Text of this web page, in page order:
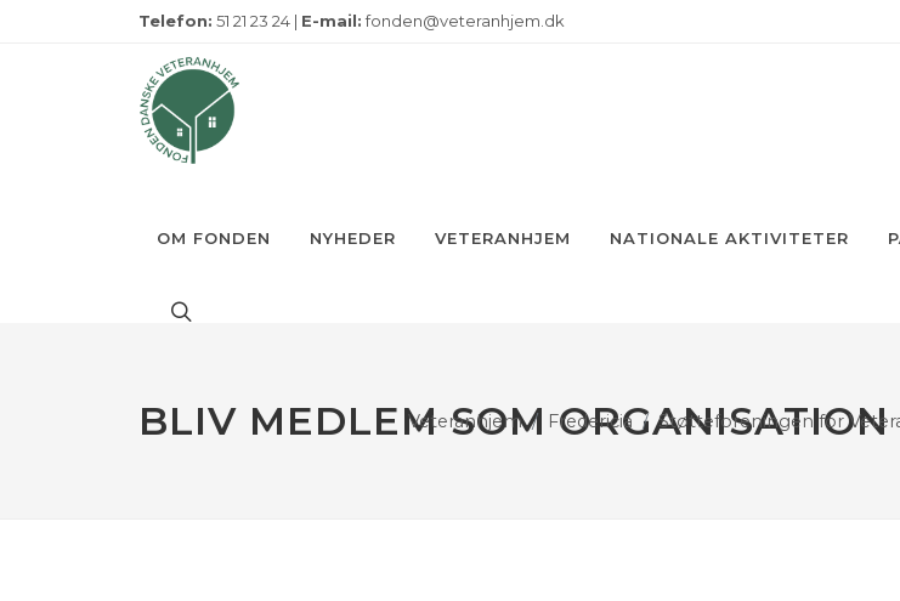
Telefon: 51 21 23 24 | E-mail: fonden@veteranhjem.dk
OM FONDEN NYHEDER VETERANHJEM NATIONALE AKTIVITETER
BLIV MEDLEM SOM ORGANISATION
Veteranhjem Fredericia Støtteforeningen for